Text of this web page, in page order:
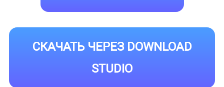
СКАЧАТЬ ЧЕРЕЗ DOWNLOAD
STUDIO